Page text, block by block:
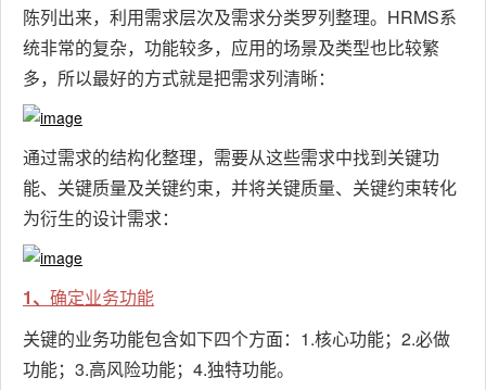
陈列出来，利用需求层次及需求分类罗列整理。HRMS系
统非常的复杂，功能较多，应用的场景及类型也比较繁
多，所以最好的方式就是把需求列清晰：
通过需求的结构化整理，需要从这些需求中找到关键功
能、关键质量及关键约束，并将关键质量、关键约束转化
为衍生的设计需求：
1、 确定业务功能
关键的业务功能包含如下四个方面：1.核心功能；2.必做
功能；3.高风险功能；4.独特功能。